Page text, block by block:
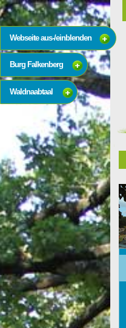
Webseite aus-/einblenden
Burg Falkenberg
Waldnaabtaal